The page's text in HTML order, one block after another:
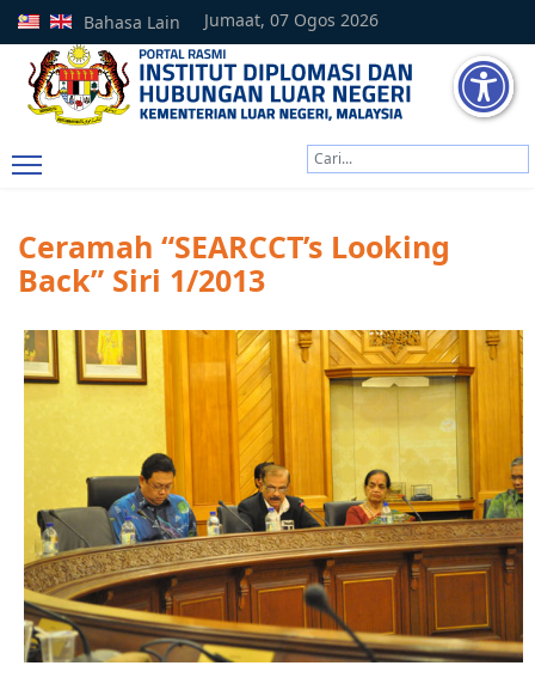
Jumaat, 07 Ogos 2026
Bahasa Lain
Ceramah “SEARCCT’s Looking
Back” Siri 1/2013